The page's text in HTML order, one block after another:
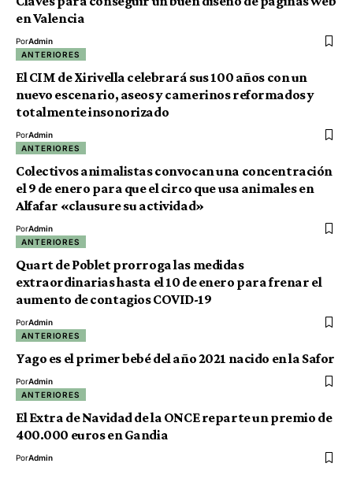
en Valencia
PorAdmin
ANTERIORES
El CIM de Xirivella celebrará sus 100 años con un
nuevo escenario, aseos y camerinos reformados y
totalmente insonorizado
PorAdmin
ANTERIORES
Colectivos animalistas convocan una concentración
el 9 de enero para que el circo que usa animales en
Alfafar «clausure su actividad»
PorAdmin
ANTERIORES
Quart de Poblet prorroga las medidas
extraordinarias hasta el 10 de enero para frenar el
aumento de contagios COVID-19
PorAdmin
ANTERIORES
Yago es el primer bebé del año 2021 nacido en la Safor
PorAdmin
ANTERIORES
El Extra de Navidad de la ONCE reparte un premio de
400.000 euros en Gandia
PorAdmin